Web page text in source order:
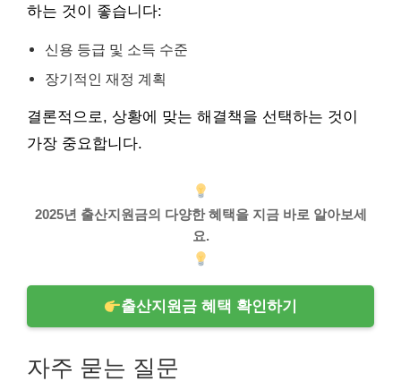
하는 것이 좋습니다:
신용 등급 및 소득 수준
장기적인 재정 계획
결론적으로, 상황에 맞는 해결책을 선택하는 것이
가장 중요합니다.
2025년 출산지원금의 다양한 혜택을 지금 바로 알아보세
요.
출산지원금 혜택 확인하기
자주 묻는 질문